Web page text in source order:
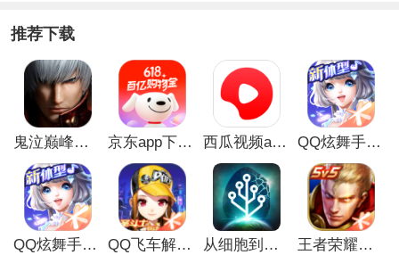
推荐下载
鬼泣巅峰之战最新破解版 京东app下载安装 西瓜视频app安卓版 QQ炫舞手游破解版
QQ炫舞手游解锁版 QQ飞车解锁版无限钻石最新版 从细胞到奇点手游 王者荣耀无限点券解锁版